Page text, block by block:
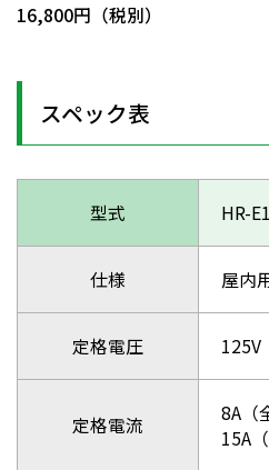
16,800円（税別）
スペック表
型式 HR-
仕様 屋内
定格電圧 125V
定格電流
8A（
15A